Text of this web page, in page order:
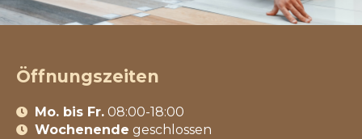
Öffnungszeiten
Mo. bis Fr.08:00-18:00
Wochenende geschlossen